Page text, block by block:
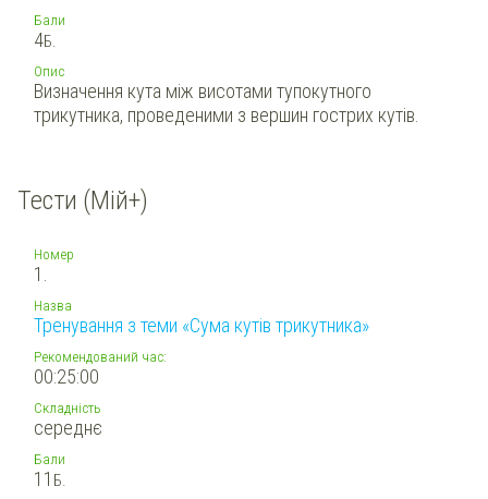
Бали
4Б.
Опис
Визначення кута між висотами тупокутного
трикутника, проведеними з вершин гострих кутів.
Тести (Мій+)
Номер
1.
Назва
Тренування з теми «Сума кутів трикутника»
Рекомендований час:
00:25:00
Складність
середнє
Бали
11 Б.